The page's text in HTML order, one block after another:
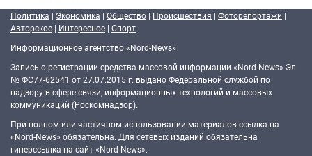
Политика | Экономика | Общество | Происшествия | Фоторепортажи |
Авторское | Интересное | Спорт
Информационное агентство «Nord-News»
Запись о регистрации средства массовой информации «Nord-News» Эл
№ ФС77-62541 от 27.07.2015 г. выдано Федеральной службой по
надзору в сфере связи, информационных технологий и массовых
коммуникаций (Роскомнадзор).
При полном или частичном использовании материалов ссылка на
«Nord-News» обязательна. Для сетевых изданий обязательна
гиперссылка на сайт «Nord-News».